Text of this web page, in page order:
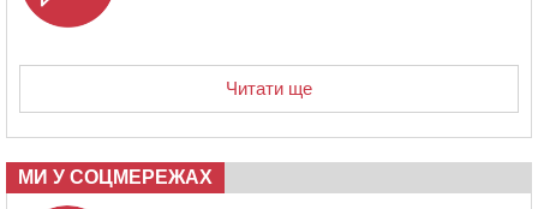
Читати ще
МИ У СОЦМЕРЕЖАХ